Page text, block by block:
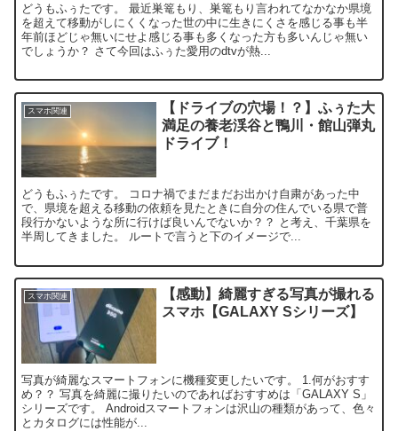
どうもふぅたです。 最近巣篭もり、巣篭もり言われてなかなか県境
を超えて移動がしにくくなった世の中に生きにくさを感じる事も半
年前ほどじゃ無いにせよ感じる事も多くなった方も多いんじゃ無い
でしょうか？ さて今回はふぅた愛用のdtvが熱...
スマホ関連
【ドライブの穴場！？】ふぅた大
満足の養老渓谷と鴨川・館山弾丸
ドライブ！
どうもふぅたです。 コロナ禍でまだまだお出かけ自粛があった中
で、県境を超える移動の依頼を見たときに自分の住んでいる県で普
段行かないような所に行けば良いんでないか？？ と考え、千葉県を
半周してきました。 ルートで言うと下のイメージで...
スマホ関連
【感動】綺麗すぎる写真が撮れる
スマホ【GALAXY Sシリーズ】
写真が綺麗なスマートフォンに機種変更したいです。 1.何がおすす
め？？ 写真を綺麗に撮りたいのであればおすすめは「GALAXY S」
シリーズです。 Androidスマートフォンは沢山の種類があって、色々
とカタログには性能が...